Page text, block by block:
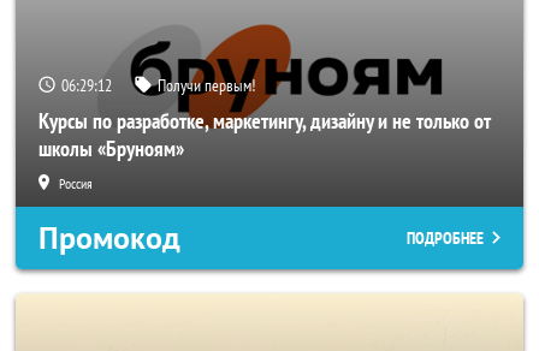
06:29:11 Получи первым!
Курсы по разработке, маркетингу, дизайну и не только от
школы «Бруноям»
Россия
Промокод ПОДРОБНЕЕ